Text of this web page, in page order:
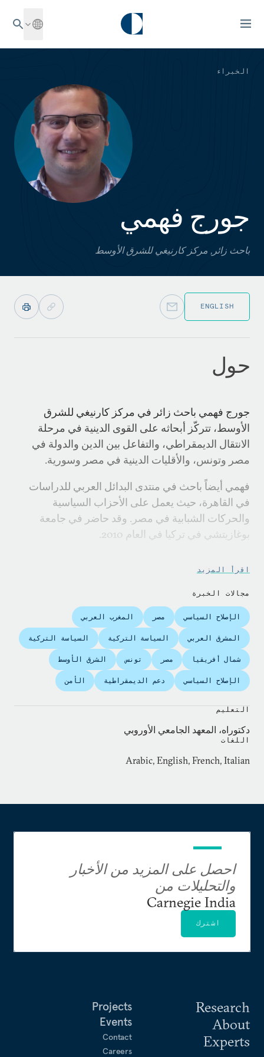
الخبراء
جورج فهمي
باحث زائر, مركز كارنيغي للشرق الأوسط
ENGLISH
حول
جورج فهمي باحث زائر في مركز كارنيغي للشرق
الأوسط، تتركّز أبحاثه على القوى الدينية في مرحلة
الانتقال الديمقراطي، والتفاعل بين الدين والدولة في
مصر وتونس، والأقليات الدينية في مصر وسورية.
فهمي أيضاً باحث في منتدى البدائل العربي للدراسات
في القاهرة، حيث يعمل على الأحزاب السياسية
والحركات الشبابية في مصر. وقد حاضر في جامعة
بوغازيتشي في تركيا في العام 2010.
وتحدّيات الحاضر واستراتيجيات المستقبل" (مركز
ونُشرت مقالاته في صحفLe Monde، والشروق،
والمصري اليوم، وIndian Express
.
اقرأ المزيد
مجالات الخبرة
الإصلاح السياسي مصر المغرب العربي
المشرق العربي السياسة التركية السياسة التركية
شمال أفريقيا مصر تونس الشرق الأوسط
الإصلاح السياسي دعم الديمقراطية الأمن
التعليم
دكتوراه، المعهد الجامعي الأوروبي
اللغات
Arabic, English, French, Italian
Research
About
Experts
Projects
Events
Contact
Careers
احصل على المزيد من الأخبار
والتحليلات من
Carnegie India
اشترك